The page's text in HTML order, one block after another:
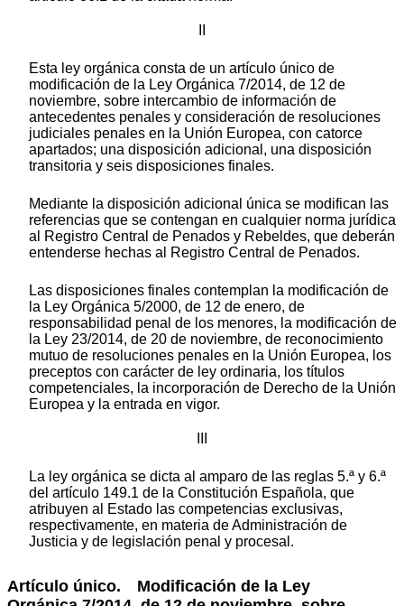
Esta ley orgánica consta de un artículo único de
modificación de la Ley Orgánica 7/2014, de 12 de
noviembre, sobre intercambio de información de
antecedentes penales y consideración de resoluciones
judiciales penales en la Unión Europea, con catorce
apartados; una disposición adicional, una disposición
transitoria y seis disposiciones finales.
Mediante la disposición adicional única se modifican las
referencias que se contengan en cualquier norma jurídica
al Registro Central de Penados y Rebeldes, que deberán
entenderse hechas al Registro Central de Penados.
Las disposiciones finales contemplan la modificación de
la Ley Orgánica 5/2000, de 12 de enero, de
responsabilidad penal de los menores, la modificación de
la Ley 23/2014, de 20 de noviembre, de reconocimiento
mutuo de resoluciones penales en la Unión Europea, los
preceptos con carácter de ley ordinaria, los títulos
competenciales, la incorporación de Derecho de la Unión
Europea y la entrada en vigor.
La ley orgánica se dicta al amparo de las reglas 5.ª y 6.ª
del artículo 149.1 de la Constitución Española, que
atribuyen al Estado las competencias exclusivas,
respectivamente, en materia de Administración de
Justicia y de legislación penal y procesal.
Artículo único. Modificación de la Ley